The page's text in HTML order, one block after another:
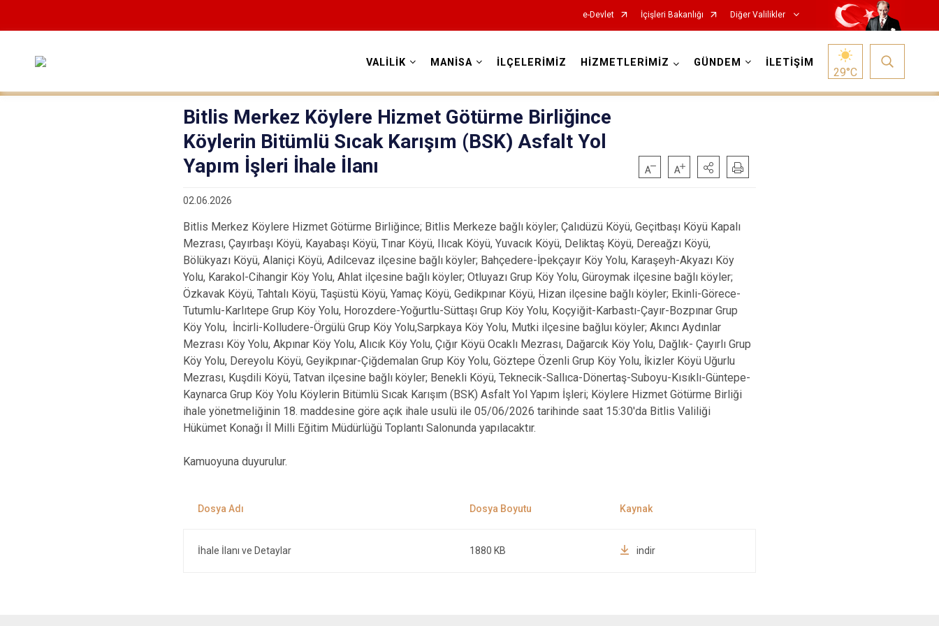
e-Devlet İçişleri Bakanlığı Diğer Valilikler
VALİLİK MANİSA İLÇELERİMİZ HİZMETLERİMİZ GÜNDEM İLETİŞİM
29°C
Bitlis Merkez Köylere Hizmet Götürme Birliğince
Köylerin Bitümlü Sıcak Karışım (BSK) Asfalt Yol
Yapım İşleri İhale İlanı
02.06.2026
Bitlis Merkez Köylere Hizmet Götürme Birliğince; Bitlis Merkeze bağlı köyler; Çalıdüzü Köyü, Geçitbaşı Köyü Kapalı
Mezrası, Çayırbaşı Köyü, Kayabaşı Köyü, Tınar Köyü, Ilıcak Köyü, Yuvacık Köyü, Deliktaş Köyü, Dereağzı Köyü,
Bölükyazı Köyü, Alaniçi Köyü, Adilcevaz ilçesine bağlı köyler; Bahçedere-İpekçayır Köy Yolu, Karaşeyh-Akyazı Köy
Yolu, Karakol-Cihangir Köy Yolu, Ahlat ilçesine bağlı köyler; Otluyazı Grup Köy Yolu, Güroymak ilçesine bağlı köyler;
Özkavak Köyü, Tahtalı Köyü, Taşüstü Köyü, Yamaç Köyü, Gedikpınar Köyü, Hizan ilçesine bağlı köyler; Ekinli-Görece-
Tutumlu-Karlıtepe Grup Köy Yolu, Horozdere-Yoğurtlu-Süttaşı Grup Köy Yolu, Koçyiğit-Karbastı-Çayır-Bozpınar Grup
Köy Yolu, İncirli-Kolludere-Örgülü Grup Köy Yolu,Sarpkaya Köy Yolu, Mutki ilçesine bağluı köyler; Akıncı Aydınlar
Mezrası Köy Yolu, Akpınar Köy Yolu, Alıcık Köy Yolu, Çığır Köyü Ocaklı Mezrası, Dağarcık Köy Yolu, Dağlık- Çayırlı Grup
Köy Yolu, Dereyolu Köyü, Geyikpınar-Çiğdemalan Grup Köy Yolu, Göztepe Özenli Grup Köy Yolu, İkizler Köyü Uğurlu
Mezrası, Kuşdili Köyü, Tatvan ilçesine bağlı köyler; Benekli Köyü, Teknecik-Sallıca-Dönertaş-Suboyu-Kısıklı-Güntepe-
Kaynarca Grup Köy Yolu Köylerin Bitümlü Sıcak Karışım (BSK) Asfalt Yol Yapım İşleri; Köylere Hizmet Götürme Birliği
ihale yönetmeliğinin 18. maddesine göre açık ihale usulü ile 05/06/2026 tarihinde saat 15:30'da Bitlis Valiliği
Hükümet Konağı İl Milli Eğitim Müdürlüğü Toplantı Salonunda yapılacaktır.
Kamuoyuna duyurulur.
İhale İlanı ve Detaylar 1880 KB indir